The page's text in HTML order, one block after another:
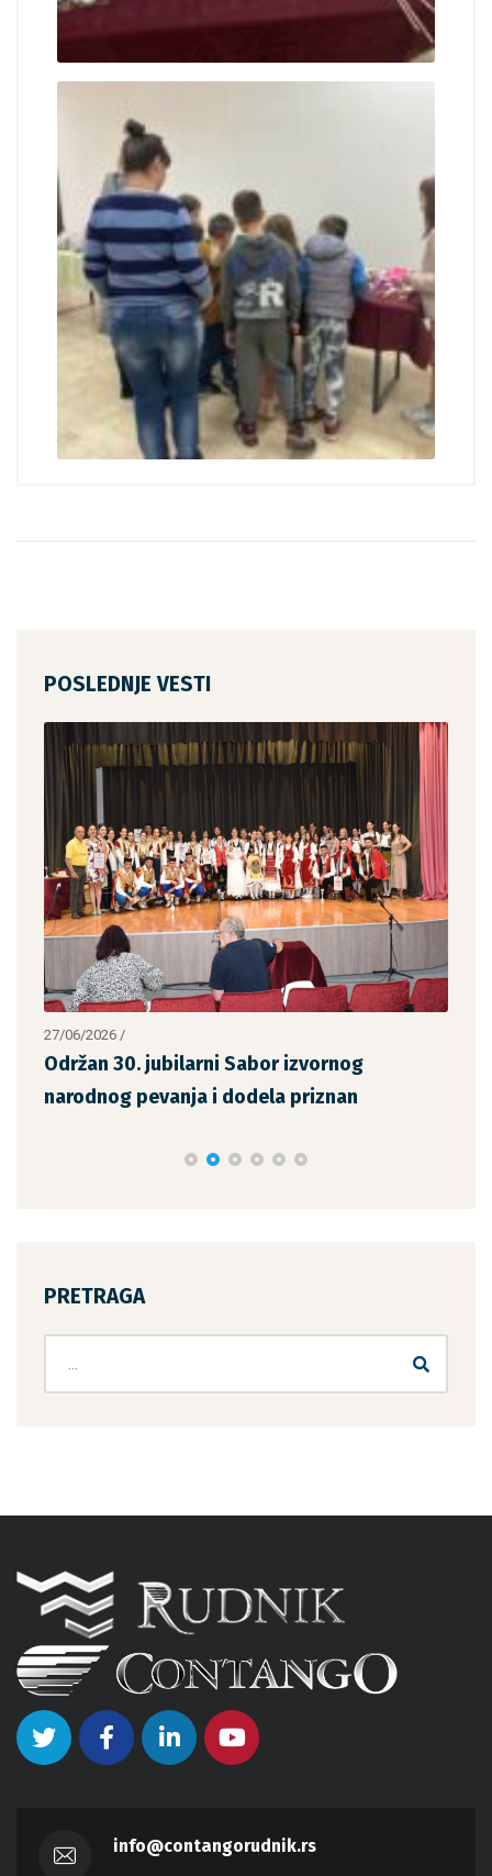
POSLEDNJE VESTI
27/06/2026 /
Održan 30. jubilarni Sabor izvornog
narodnog pevanja i dodela priznan
PRETRAGA
info@contangorudnik.rs